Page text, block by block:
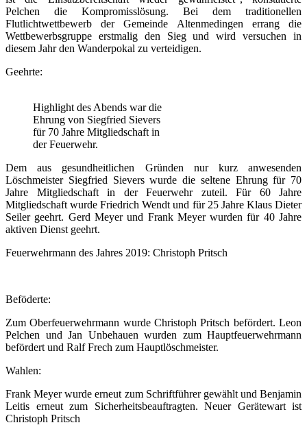
Pelchen die Kompromisslösung. Bei dem traditionellen
Flutlichtwettbewerb der Gemeinde Altenmedingen errang die
Wettbewerbsgruppe erstmalig den Sieg und wird versuchen in
diesem Jahr den Wanderpokal zu verteidigen.
Geehrte:
Highlight des Abends war die
Ehrung von Siegfried Sievers
für 70 Jahre Mitgliedschaft in
der Feuerwehr.
Dem aus gesundheitlichen Gründen nur kurz anwesenden
Löschmeister Siegfried Sievers wurde die seltene Ehrung für 70
Jahre Mitgliedschaft in der Feuerwehr zuteil. Für 60 Jahre
Mitgliedschaft wurde Friedrich Wendt und für 25 Jahre Klaus Dieter
Seiler geehrt. Gerd Meyer und Frank Meyer wurden für 40 Jahre
aktiven Dienst geehrt.
Feuerwehrmann des Jahres 2019: Christoph Pritsch
Beföderte:
Zum Oberfeuerwehrmann wurde Christoph Pritsch befördert. Leon
Pelchen und Jan Unbehauen wurden zum Hauptfeuerwehrmann
befördert und Ralf Frech zum Hauptlöschmeister.
Wahlen:
Frank Meyer wurde erneut zum Schriftführer gewählt und Benjamin
Leitis erneut zum Sicherheitsbeauftragten. Neuer Gerätewart ist
Christoph Pritsch